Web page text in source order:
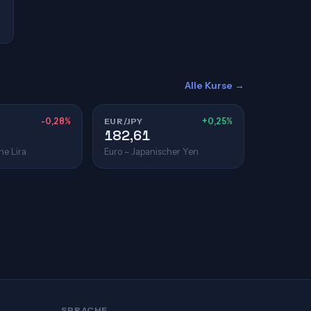
Alle Kurse →
-0,28%
Lira
EUR/JPY +0,25%
182,61
Euro – Japanischer Yen